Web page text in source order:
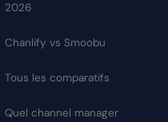
2026
Chanlify vs Smoobu
Tous les comparatifs
Quel channel manager